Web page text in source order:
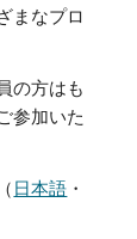
まなプロ
の方はも
参加いた
日本語 ・